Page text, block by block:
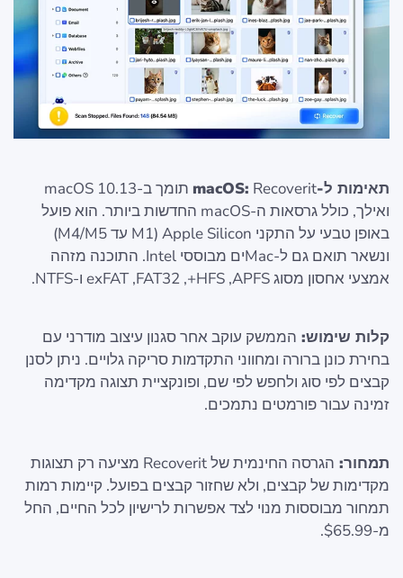
תאימות ל-macOS:
Recoverit תומך ב-macOS 10.13
ואילך, כולל גרסאות ה-macOS החדשות ביותר. הוא פועל
באופן טבעי על התקני Apple Silicon (M1 עד M4/M5)
ונשאר תואם גם ל-Macים מבוססי Intel. התוכנה מזהה
אמצעי אחסון מסוג APFS,‏ HFS+,‏ FAT32,‏ exFAT ו-NTFS.
קלות שימוש: הממשק עוקב אחר סגנון עיצוב מודרני עם
בחירת כונן ברורה ומחווני התקדמות סריקה גלויים. ניתן לסנן
קבצים לפי סוג ולחפש לפי שם, ופונקציית תצוגה מקדימה
זמינה עבור פורמטים נתמכים.
תמחור:
הגרסה החינמית של Recoverit מציעה רק תצוגות
מקדימות של קבצים, ולא שחזור קבצים בפועל. קיימות רמות
תמחור מבוססות מנוי לצד אפשרות לרישיון לכל החיים, החל
מ-$65.99.